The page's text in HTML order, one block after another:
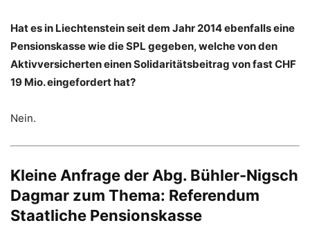
Hat es in Liechtenstein seit dem Jahr 2014 ebenfalls eine
Pensionskasse wie die SPL gegeben, welche von den
Aktivversicherten einen Solidaritätsbeitrag von fast CHF
19 Mio. eingefordert hat?
Nein.
Kleine Anfrage der Abg. Bühler-Nigsch
Dagmar zum Thema: Referendum
Staatliche Pensionskasse